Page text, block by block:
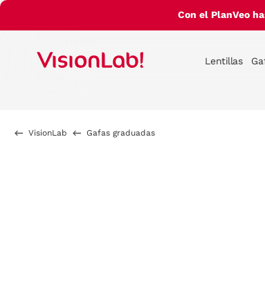
Con el PlanVeo
Lentillas
VisionLab Gafas graduadas